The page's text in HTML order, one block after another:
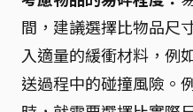
間，建議選擇比物品尺
入適量的緩衝材料，例
送過程中的碰撞風險。